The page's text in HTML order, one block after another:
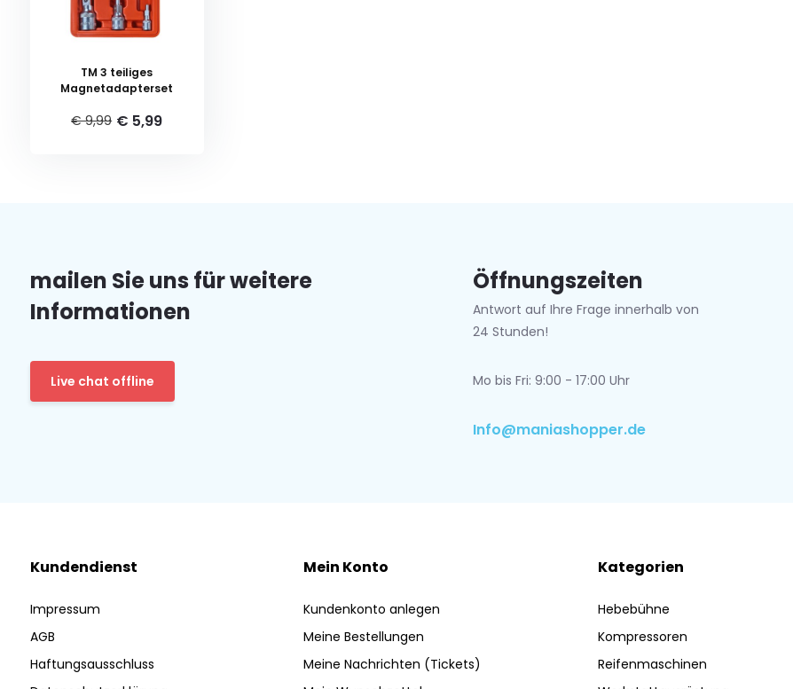
TM 3 teiliges
Magnetadapterset
€ 9,99 € 5,99
mailen Sie uns für weitere
Informationen
Live chat offline
Öffnungszeiten
Antwort auf Ihre Frage innerhalb von
24 Stunden!
Mo bis Fri: 9:00 - 17:00 Uhr
Info@maniashopper.de
Kundendienst
Impressum
AGB
Haftungsausschluss
Mein Konto
Kundenkonto anlegen
Meine Bestellungen
Meine Nachrichten (Tickets)
Kategorien
Hebebühne
Kompressoren
Reifenmaschinen